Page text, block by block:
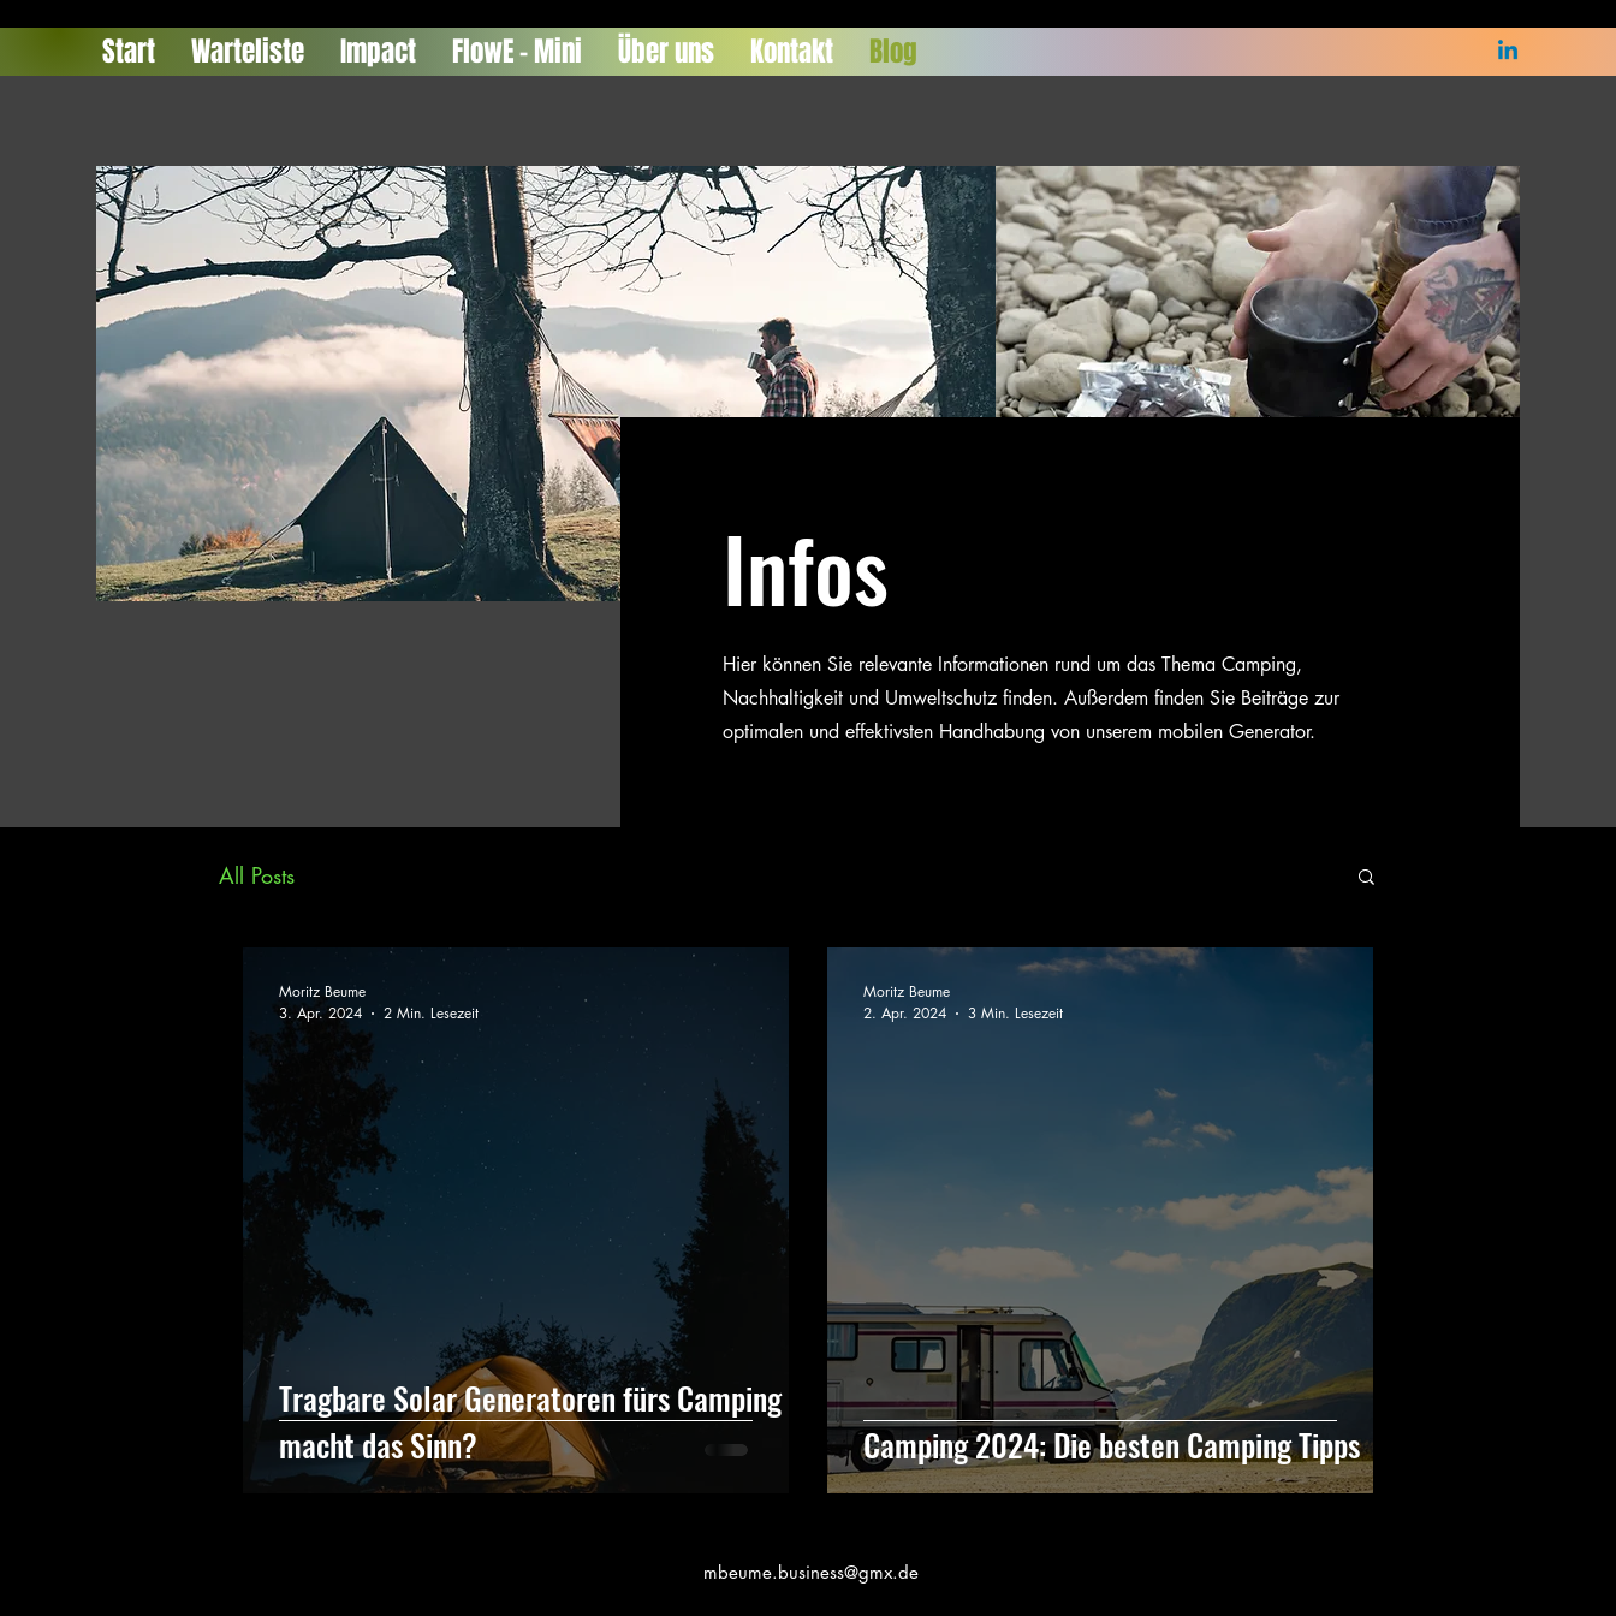
Start Warteliste Impact FlowE - Mini Über uns Kontakt Blog
Infos
Hier können Sie relevante Informationen rund um das Thema Camping,
Nachhaltigkeit und Umweltschutz finden. Außerdem finden Sie Beiträge zur
optimalen und effektivsten Handhabung von unserem mobilen Generator.
All Posts
Tragbare Solar Generatoren fürs Camping
macht das Sinn?
Moritz Beume
3. Apr. 2024
2 Min. Lesezeit
Camping 2024: Die besten Camping Tipps
Moritz Beume
2. Apr. 2024
3 Min. Lesezeit
mbeume.business@gmx.de